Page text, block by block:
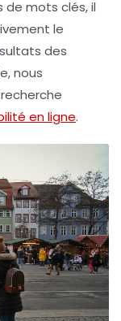
de mots clés, il
le
des
nous
en ligne.